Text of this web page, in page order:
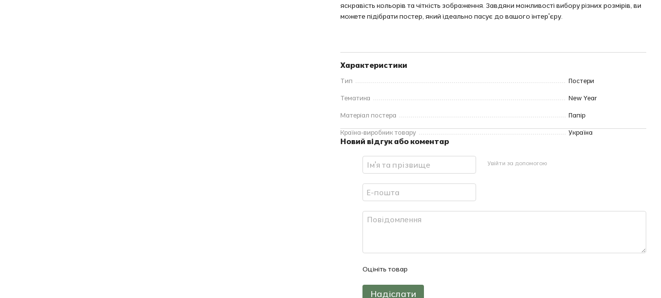
яскравість кольорів та чіткість зображення. Завдяки можливості вибору різних розмірів, ви
можете підібрати постер, який ідеально пасує до вашого інтер'єру.
Характеристики
Тип Постери
Тематика New Year
Матеріал постера Папір
Країна-виробник товару Україна
Новий відгук або коментар
Увійти за допомогою
Оцініть товар
Надіслати